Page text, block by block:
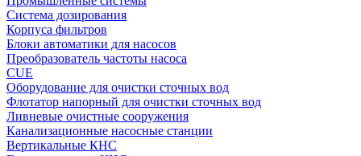
Система дозирования
Корпуса фильтров
Блоки автоматики для насосов
Преобразователь частоты насоса
CUE
Оборудование для очистки сточных вод
Флотатор напорный для очистки сточных вод
Ливневые очистные сооружения
Канализационные насосные станции
Вертикальные КНС